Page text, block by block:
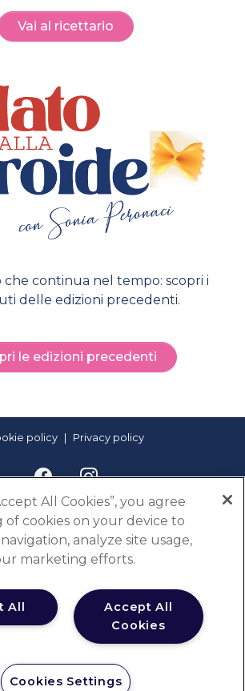
Vai al ricettario
che continua nel tempo: scopri i
delle edizioni precedenti.
le edizioni precedenti
policy Privacy policy
Italy S.r.l., P.IVA IT00868270158 tutti i diritti
riservati
All Cookies”, you agree
cookies on your device to
analyze site usage,
marketing efforts.
Accept All
Cookies
All
Cookies Settings